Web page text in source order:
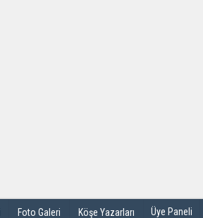
Foto Galeri Köşe Yazarları Üye Paneli